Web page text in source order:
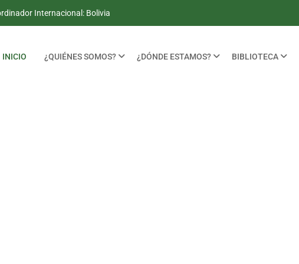
Internacional: Bolivia
INICIO ¿QUIÉNES SOMOS? ¿DÓNDE ESTAMOS? BIBLIOTECA